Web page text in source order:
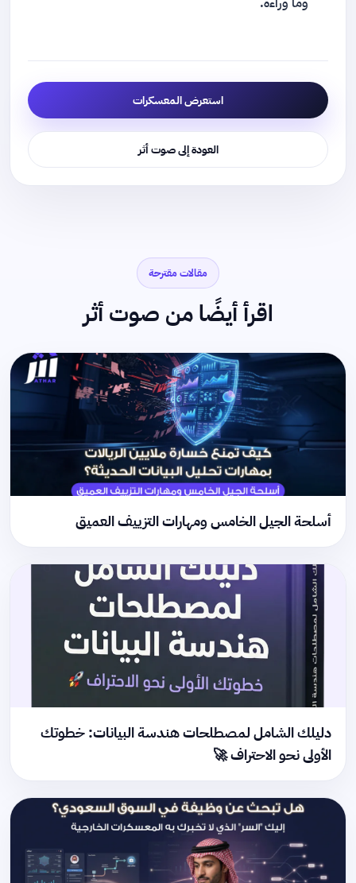
استعرض المعسكرات
العودة إلى صوت أثر
مقالات مقترحة
اقرأ أيضًا من صوت أثر
أسلحة الجيل الخامس ومهارات التزييف العميق
دليلك الشامل لمصطلحات هندسة البيانات: خطوتك
الأولى نحو الاحتراف 🚀